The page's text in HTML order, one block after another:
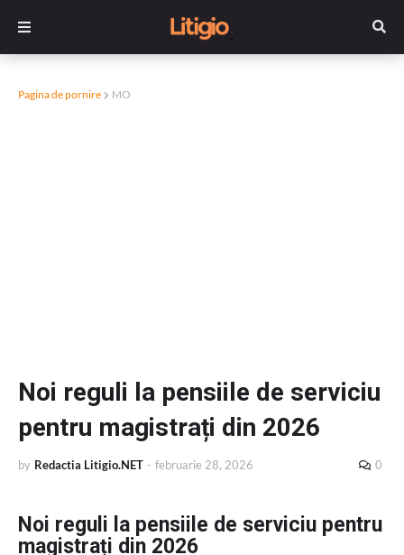
Pagina de pornire MO
Noi reguli la pensiile de serviciu
pentru magistrați din 2026
by Redactia Litigio.NET - februarie 28, 2026 0
Noi reguli la pensiile de serviciu pentru
magistrați din 2026